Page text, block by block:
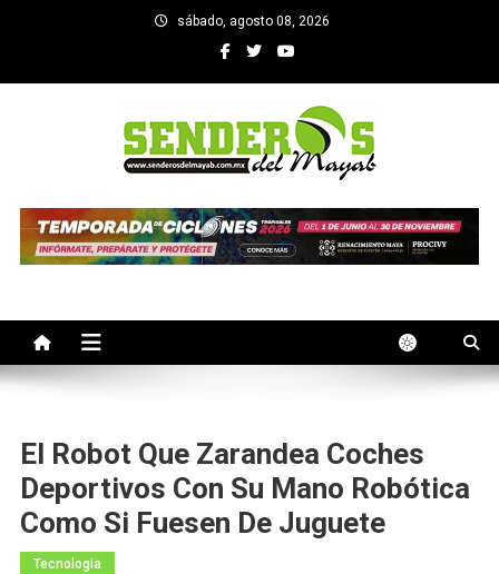
sábado, agosto 08, 2026
SENDEROS DEL MAYAB
El Robot Que Zarandea Coches
Deportivos Con Su Mano Robótica
Como Si Fuesen De Juguete
Tecnologia